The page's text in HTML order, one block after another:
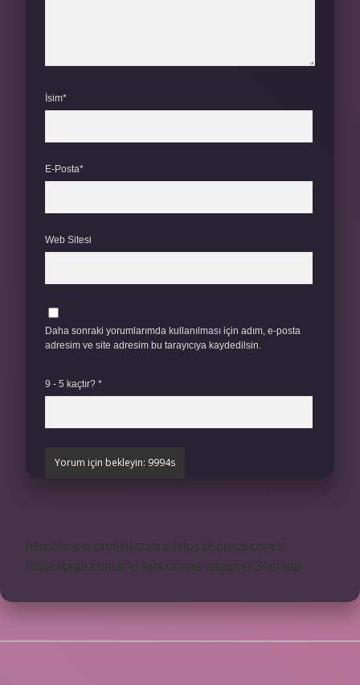
İsim*
E-Posta*
Web Sitesi
Daha sonraki yorumlarımda kullanılması için adım, e-posta
adresim ve site adresim bu tarayıcıya kaydedilsin.
9 - 5 kaçtır? *